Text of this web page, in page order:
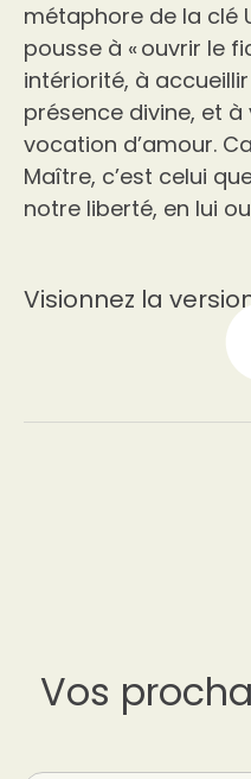
métaphore de la clé
pousse à « ouvrir le
intériorité, à
présence divine, et
vocation d’amour.
Maître, c’est celui
notre liberté, en lui
Visionnez la
Vos